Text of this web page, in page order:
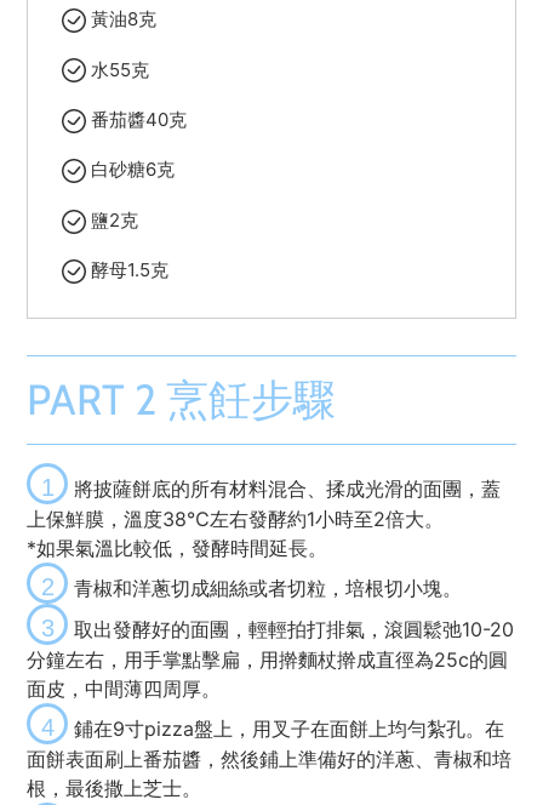
黃油8克
水55克
番茄醬40克
白砂糖6克
鹽2克
酵母1.5克
PART 2 烹飪步驟
1
將披薩餅底的所有材料混合、揉成光滑的面團，蓋
上保鮮膜，溫度38℃左右發酵約1小時至2倍大。
*如果氣溫比較低，發酵時間延長。
2 青椒和洋蔥切成細絲或者切粒，培根切小塊。
3
取出發酵好的面團，輕輕拍打排氣，滾圓鬆弛10-20
分鐘左右，用手掌點擊扁，用擀麵杖擀成直徑為25c的圓
面皮，中間薄四周厚。
4
鋪在9寸pizza盤上，用叉子在面餅上均勻紮孔。在
面餅表面刷上番茄醬，然後鋪上準備好的洋蔥、青椒和培
根，最後撒上芝士。